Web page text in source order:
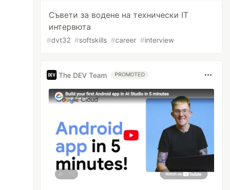
Съвети за водене на технически IT
интервюта
#dvt32 #softskills #career #interview
The DEV Team PROMOTED